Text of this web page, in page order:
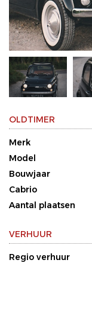
OLDTIMER
Merk
Model
Bouwjaar
Cabrio
Aantal plaatsen
VERHUUR
Regio verhuur